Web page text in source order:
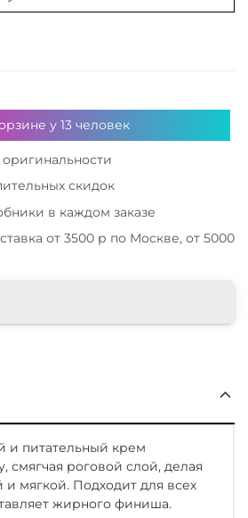
у13 человек
оригинальности
скидок
в каждом заказе
от 3500 р по Москве, от 5000
и питательный крем
смягчая роговой слой, делая
мягкой. Подходит для всех
жирного финиша.